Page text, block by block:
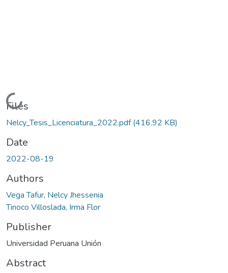
Loading...
Files
Nelcy_Tesis_Licenciatura_2022.pdf(416.92 KB)
Date
2022-08-19
Authors
Vega Tafur, Nelcy Jhessenia
Tinoco Villoslada, Irma Flor
Publisher
Universidad Peruana Unión
Abstract